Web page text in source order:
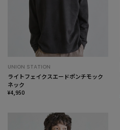
UNION STATION
ライトフェイクスエードポンチモック
ネック
¥4,950